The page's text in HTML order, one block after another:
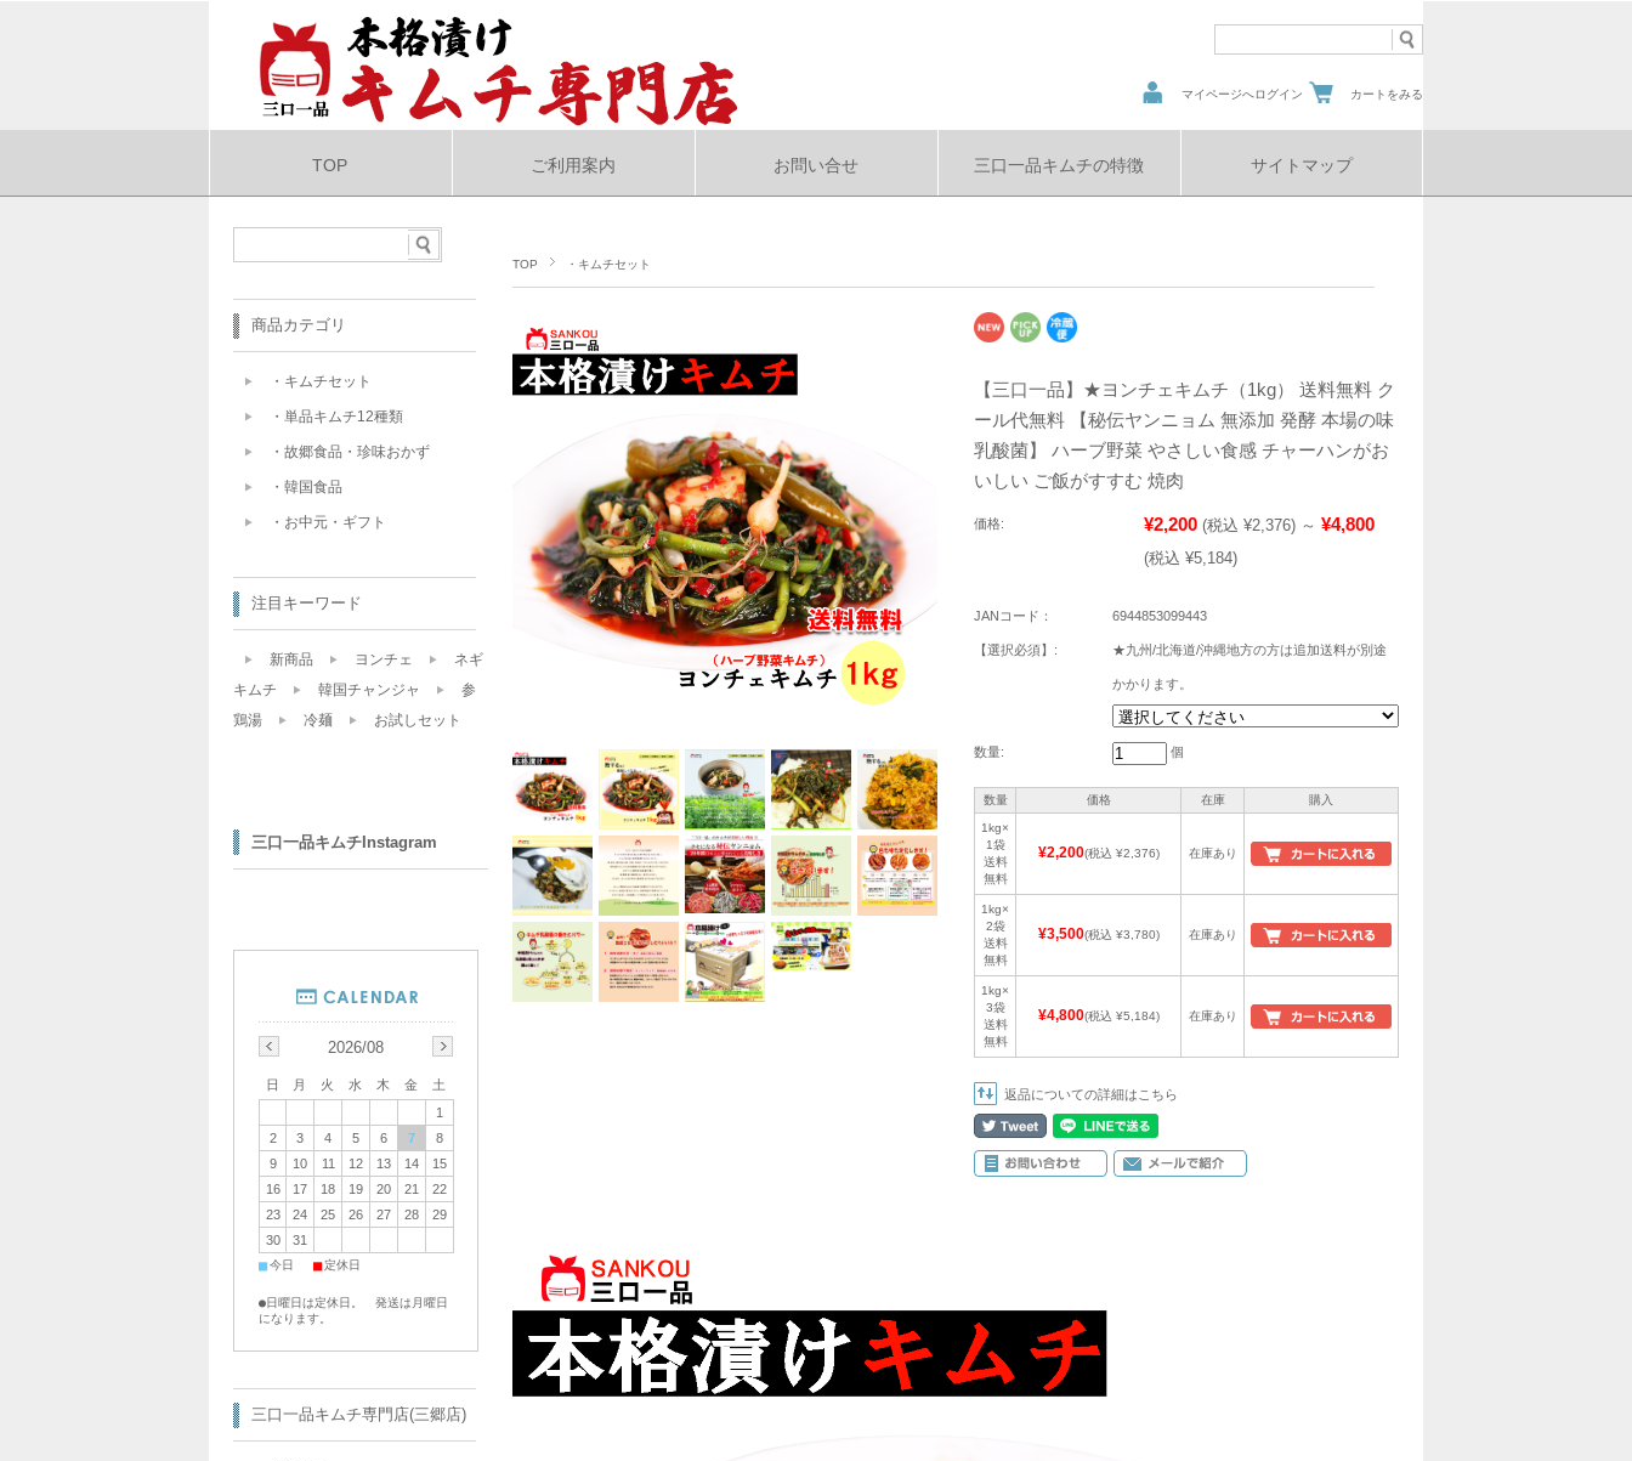
マイページへログイン カートをみる
TOP ご利用案内 お問い合せ 三口一品キムチの特徴 サイトマップ
TOP ・キムチセット
【三口一品】★ヨンチェキムチ（1kg） 送料無料 ク
ール代無料 【秘伝ヤンニョム 無添加 発酵 本場の味
乳酸菌】 ハーブ野菜 やさしい食感 チャーハンがお
いしい ご飯がすすむ 焼肉
価格: ¥2,200 (税込 ¥2,376) ～ ¥4,800
(税込 ¥5,184)
JANコード： 6944853099443
【選択必須】: ★九州/北海道/沖縄地方の方は追加送料が別途
かかります。
数量: 個
数量 価格 在庫 購入
1kg×
1袋
送料
無料
¥2,200(税込 ¥2,376) 在庫あり
1kg×
2袋
送料
無料
¥3,500(税込 ¥3,780) 在庫あり
1kg×
3袋
送料
無料
¥4,800(税込 ¥5,184) 在庫あり
返品についての詳細はこちら
商品カテゴリ
・キムチセット
・単品キムチ12種類
・故郷食品・珍味おかず
・韓国食品
・お中元・ギフト
注目キーワード
新商品 ヨンチェ
ネギ
キムチ
韓国チャンジャ
参
鶏湯
冷麺 お試しセット
三口一品キムチInstagram
2026/08
日 月 火 水 木 金
土
1
2
3 4 5 6 7
8
9
10 11 12 13 14
15
16
17 18 19 20 21
22
23
24 25 26 27 28
29
30
31
■今日 ■定休日
●日曜日は定休日。 発送は月曜日
になります。
三口一品キムチ専門店(三郷店)